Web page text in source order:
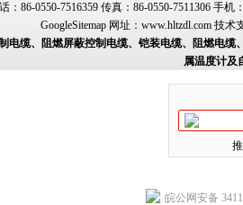
：86-0550-7516359 传真：86-0550-7511306 手
GoogleSitemap网址： www.hltzdl.com技术
电缆、阻燃屏蔽控制电缆、铠装电缆、阻燃电
属温度计及
皖公网安备